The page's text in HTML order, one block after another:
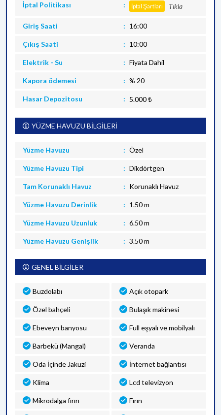
İptal Politikası İptal Şartları Tıkla
Giriş Saati 16:00
Çıkış Saati 10:00
Elektrik - Su Fiyata Dahil
Kapora ödemesi % 20
Hasar Depozitosu 5.000 ₺
YÜZME HAVUZU BİLGİLERİ
Yüzme Havuzu Özel
Yüzme Havuzu Tipi Dikdörtgen
Tam Korunaklı Havuz Korunaklı Havuz
Yüzme Havuzu Derinlik 1.50 m
Yüzme Havuzu Uzunluk 6.50 m
Yüzme Havuzu Genişlik 3.50 m
GENEL BİLGİLER
Buzdolabı Açık otopark
Özel bahçeli Bulaşık makinesi
Ebeveyn banyosu Full eşyalı ve mobilyalı
Barbekü (Mangal) Veranda
Oda İçinde Jakuzi İnternet bağlantısı
Klima Lcd televizyon
Mikrodalga fırın Fırın